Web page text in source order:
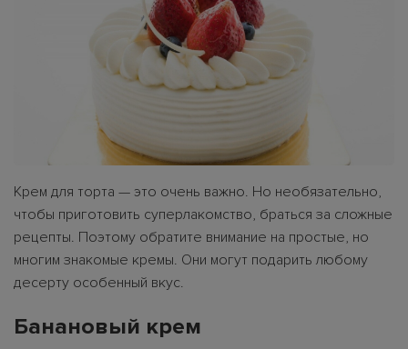
Крем для торта — это очень важно. Но необязательно,
чтобы приготовить суперлакомство, браться за сложные
рецепты. Поэтому обратите внимание на простые, но
многим знакомые кремы. Они могут подарить любому
десерту особенный вкус.
Банановый крем